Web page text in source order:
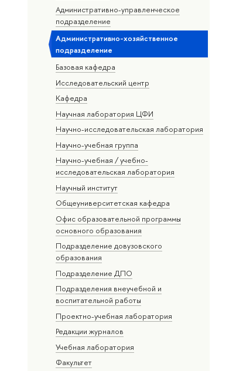
Административно-управленческое
подразделение
Административно-хозяйственное
подразделение
Базовая кафедра
Исследовательский центр
Кафедра
Научная лаборатория ЦФИ
Научно-исследовательская лаборатория
Научно-учебная группа
Научно-учебная / учебно-
исследовательская лаборатория
Научный институт
Общеуниверситетская кафедра
Офис образовательной программы
основного образования
Подразделение довузовского
образования
Подразделение ДПО
Подразделения внеучебной и
воспитательной работы
Проектно-учебная лаборатория
Редакции журналов
Учебная лаборатория
Факультет